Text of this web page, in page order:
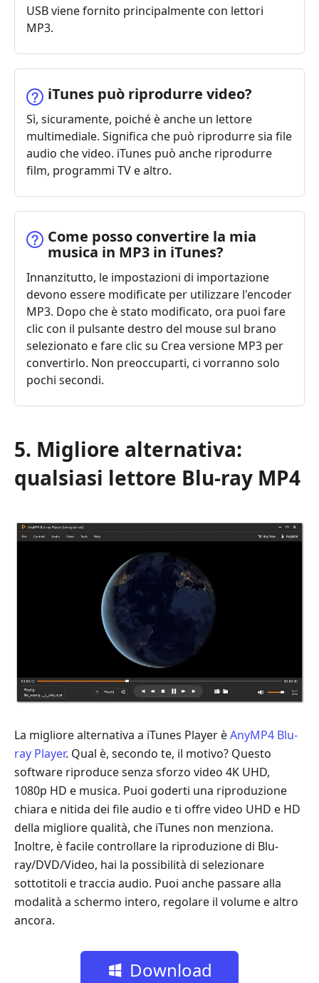
USB viene fornito principalmente con lettori
MP3.
iTunes può riprodurre video?
Sì, sicuramente, poiché è anche un lettore
multimediale. Significa che può riprodurre sia file
audio che video. iTunes può anche riprodurre
film, programmi TV e altro.
Come posso convertire la mia
musica in MP3 in iTunes?
Innanzitutto, le impostazioni di importazione
devono essere modificate per utilizzare l'encoder
MP3. Dopo che è stato modificato, ora puoi fare
clic con il pulsante destro del mouse sul brano
selezionato e fare clic su Crea versione MP3 per
convertirlo. Non preoccuparti, ci vorranno solo
pochi secondi.
5. Migliore alternativa:
qualsiasi lettore Blu-ray MP4
La migliore alternativa a iTunes Player èAnyMP4 Blu-
ray Player. Qual è, secondo te, il motivo? Questo
software riproduce senza sforzo video 4K UHD,
1080p HD e musica. Puoi goderti una riproduzione
chiara e nitida dei file audio e ti offre video UHD e HD
della migliore qualità, che iTunes non menziona.
Inoltre, è facile controllare la riproduzione di Blu-
ray/DVD/Video, hai la possibilità di selezionare
sottotitoli e traccia audio. Puoi anche passare alla
modalità a schermo intero, regolare il volume e altro
ancora.
Download